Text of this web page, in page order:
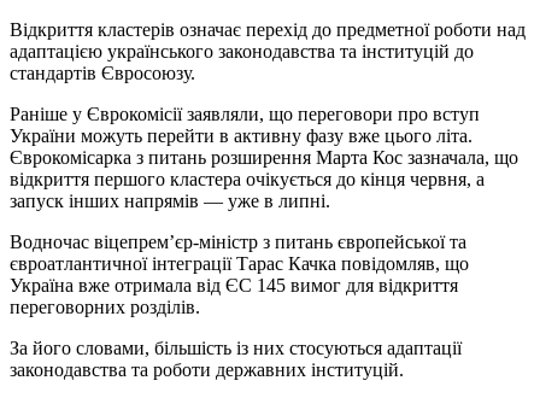
Відкриття кластерів означає перехід до предметної роботи над
адаптацією українського законодавства та інституцій до
стандартів Євросоюзу.
Раніше у Єврокомісії заявляли, що переговори про вступ
України можуть перейти в активну фазу вже цього літа.
Єврокомісарка з питань розширення Марта Кос зазначала, що
відкриття першого кластера очікується до кінця червня, а
запуск інших напрямів — уже в липні.
Водночас віцепрем’єр-міністр з питань європейської та
євроатлантичної інтеграції Тарас Качка повідомляв, що
Україна вже отримала від ЄС 145 вимог для відкриття
переговорних розділів.
За його словами, більшість із них стосуються адаптації
законодавства та роботи державних інституцій.